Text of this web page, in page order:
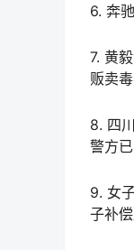
6. 奔
7. 黄
贩卖
8. 四
警方
9. 女
子补